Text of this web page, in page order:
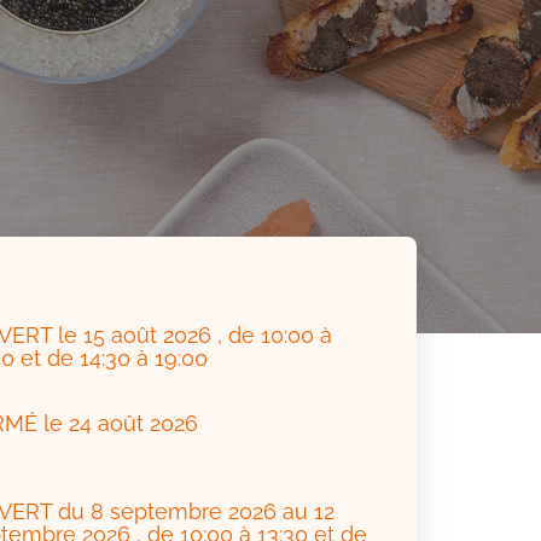
le 15 août 2026 , de 10:00 à
et de 14:30 à 19:00
le 24 août 2026
du 8 septembre 2026 au 12
2026 , de 10:00 à 13:30 et de